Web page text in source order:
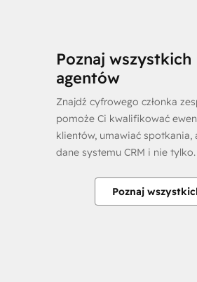
Poznaj wszystkich
agentów
Znajdź cyfrowego członka
pomoże Ci kwalifikować
klientów, umawiać spotkania,
dane systemu CRM i nie tylko.
Poznaj